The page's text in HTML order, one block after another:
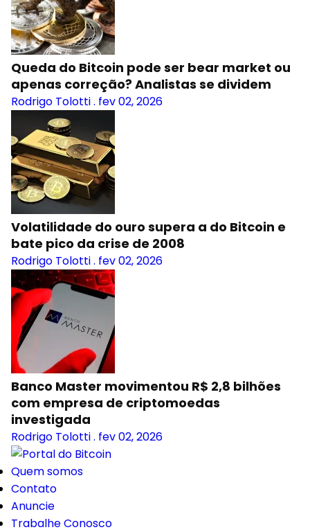
Queda do Bitcoin pode ser bear market ou
apenas correção? Analistas se dividem
Rodrigo Tolotti. fev 02, 2026
Volatilidade do ouro supera a do Bitcoin e
bate pico da crise de 2008
Rodrigo Tolotti. fev 02, 2026
Banco Master movimentou R$ 2,8 bilhões
com empresa de criptomoedas
investigada
Rodrigo Tolotti. fev 02, 2026
Quem somos
Contato
Anuncie
Trabalhe Conosco